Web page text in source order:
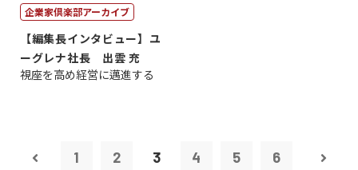
企業家倶楽部アーカイブ
【編集長インタビュー】ユ
ーグレナ社長 出雲 充
視座を高め経営に邁進する
1 2 3 4 5 6